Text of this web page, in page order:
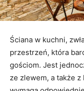
Ściana w kuchni,
przestrzeń, która
gościom. Jest
ze zlewem, a także